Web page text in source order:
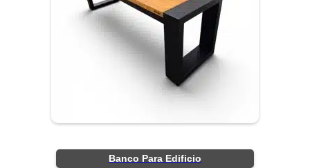
Banco Para Edificio